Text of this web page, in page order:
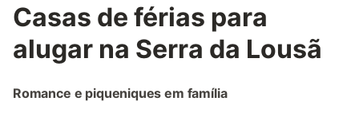
Casas de férias para
alugar na Serra da Lousã
Romance e piqueniques em família